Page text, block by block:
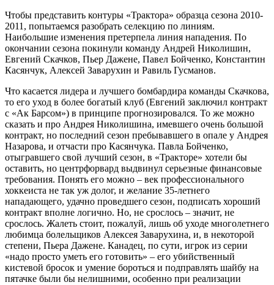
Чтобы представить контуры «Трактора» образца сезона 2010-
2011, попытаемся разобрать селекцию по линиям.
Наибольшие изменения претерпела линия нападения. По
окончании сезона покинули команду Андрей Николишин,
Евгений Скачков, Пьер Дажене, Павел Бойченко, Константин
Касянчук, Алексей Заварухин и Равиль Гусманов.
Что касается лидера и лучшего бомбардира команды Скачкова,
то его уход в более богатый клуб (Евгений заключил контракт
с «Ак Барсом») в принципе прогнозировался. То же можно
сказать и про Андрея Николишина, имевшего очень большой
контракт, но последний сезон пребывавшего в опале у Андрея
Назарова, и отчасти про Касянчука. Павла Бойченко,
отыгравшего свой лучший сезон, в «Тракторе» хотели бы
оставить, но центрфорвард выдвинул серьезные финансовые
требования. Понять его можно – век профессионального
хоккеиста не так уж долог, и желание 35-летнего
нападающего, удачно проведшего сезон, подписать хороший
контракт вполне логично. Но, не срослось – значит, не
срослось. Жалеть стоит, пожалуй, лишь об уходе многолетнего
любимца болельщиков Алексея Заварухина, и, в некоторой
степени, Пьера Дажене. Канадец, по сути, игрок из серии
«надо просто уметь его готовить» – его убийственный
кистевой бросок и умение бороться и подправлять шайбу на
пятачке были бы нелишними, особенно при реализации